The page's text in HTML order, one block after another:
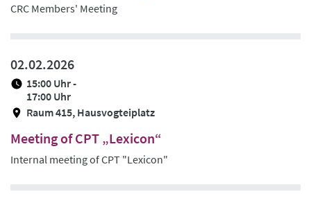
CRC Members' Meeting
02.02.2026
15:00 Uhr -
17:00 Uhr
Raum 415, Hausvogteiplatz
Meeting of CPT „Lexicon“
Internal meeting of CPT "Lexicon"